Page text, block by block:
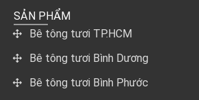
SẢN PHẨM
Bê tông tươi TP.HCM
Bê tông tươi Bình Dương
Bê tông tươi Bình Phước